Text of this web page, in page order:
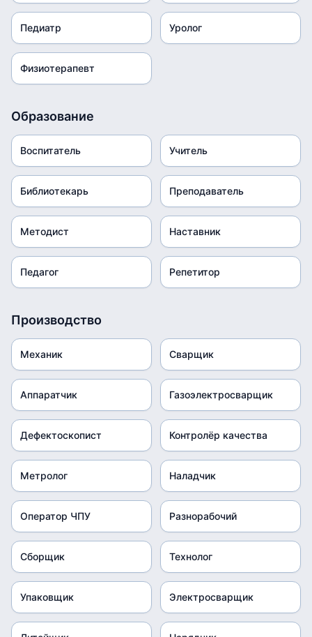
Педиатр Уролог
Физиотерапевт
Образование
Воспитатель Учитель
Библиотекарь Преподаватель
Методист Наставник
Педагог Репетитор
Производство
Механик Сварщик
Аппаратчик Газоэлектросварщик
Дефектоскопист Контролёр качества
Метролог Наладчик
Оператор ЧПУ Разнорабочий
Сборщик Технолог
Упаковщик Электросварщик